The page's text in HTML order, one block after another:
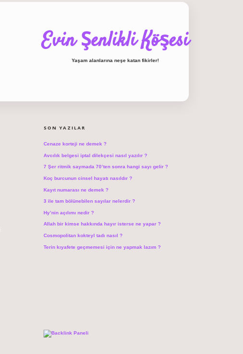
Evin Şenlikli Köşesi
Yaşam alanlarına neşe katan fikirler!
SON YAZILAR
Cenaze korteji ne demek ?
Avcılık belgesi iptal dilekçesi nasıl yazılır ?
7 Şer ritmik saymada 70’ten sonra hangi sayı gelir ?
Koç burcunun cinsel hayatı nasıldır ?
Kayıt numarası ne demek ?
3 ile tam bölünebilen sayılar nelerdir ?
Hy’nin açılımı nedir ?
Allah bir kimse hakkında hayır isterse ne yapar ?
Cosmopolitan kokteyl tadı nasıl ?
Terin kıyafete geçmemesi için ne yapmak lazım ?